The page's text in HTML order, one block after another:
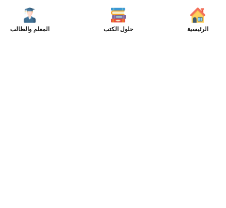
الرئيسية حلول الكتب المعلم والطالب